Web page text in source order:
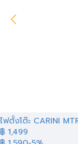
ไฟตั้งโต๊ะ CARINI
฿ 1,499